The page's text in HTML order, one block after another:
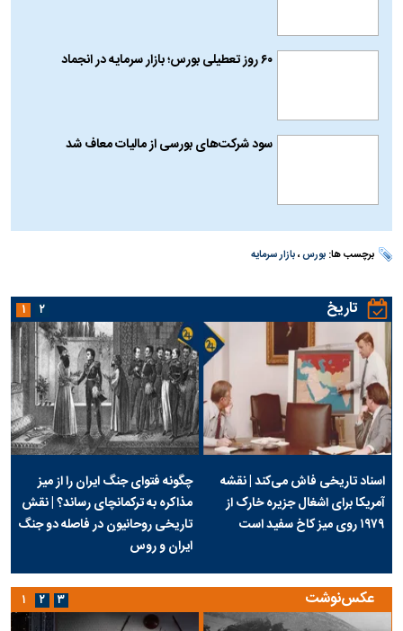
۶۰ روز تعطیلی بورس؛ بازار سرمایه در انجماد
سود شرکت‌های بورسی از مالیات معاف شد
برچسب ها:بورس،بازار سرمایه
تاریخ
اسناد تاریخی فاش می‌کند | نقشه
آمریکا برای اشغال جزیره خارک از
۱۹۷۹ روی میز کاخ سفید است
چگونه فتوای جنگ ایران را از میز
مذاکره به ترکمانچای رساند؟ | نقش
تاریخی روحانیون در فاصله دو جنگ
ایران و روس
۱ ۲
عکس‌نوشت ۱ ۲ ۳